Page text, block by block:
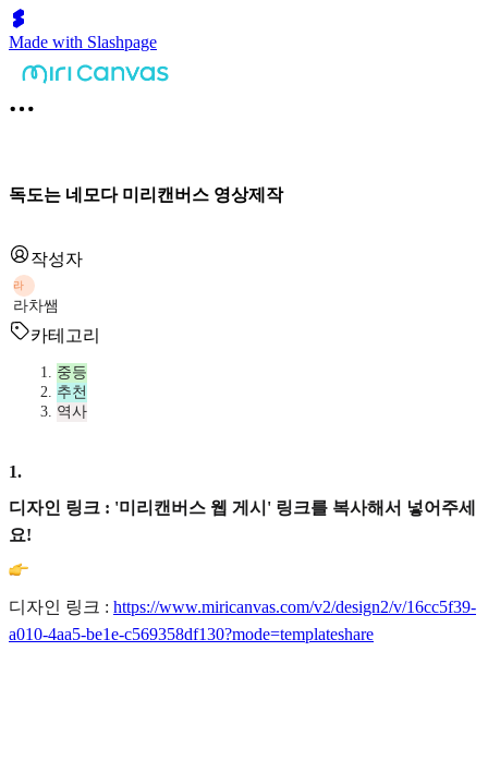
Made with Slashpage
독도는 네모다 미리캔버스 영상제작
작성자
라
라차쌤
카테고리
중등
추천
역사
1.
디자인 링크 : '미리캔버스 웹 게시' 링크를 복사해서 넣어주세
요!
디자인 링크 : https://www.miricanvas.com/v2/design2/v/16cc5f39-
a010-4aa5-be1e-c569358df130?mode=templateshare